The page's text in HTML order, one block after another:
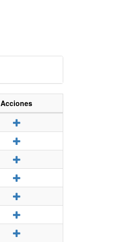
Acciones